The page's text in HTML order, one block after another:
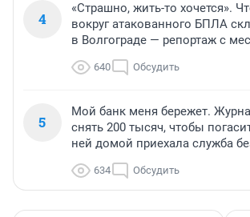
4
«Страшно, жить-то хочется».
вокруг атакованного БПЛА
в Волгограде — репортаж с
640 Обсудить
5
Мой банк меня бережет.
снять 200 тысяч, чтобы
ней домой приехала служба
634 Обсудить